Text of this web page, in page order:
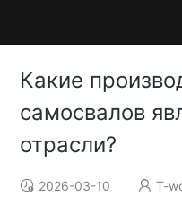
Какие
самосвалов
отрасли?
2026-03-10 T-